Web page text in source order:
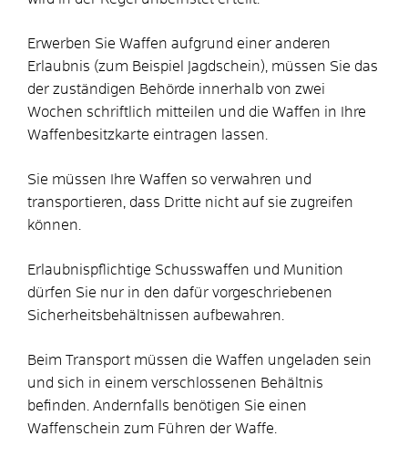
Erwerben Sie Waffen aufgrund einer anderen
Erlaubnis (zum Beispiel Jagdschein), müssen Sie das
der zuständigen Behörde innerhalb von zwei
Wochen schriftlich mitteilen und die Waffen in Ihre
Waffenbesitzkarte eintragen lassen.
Sie müssen Ihre Waffen so verwahren und
transportieren, dass Dritte nicht auf sie zugreifen
können.
Erlaubnispflichtige Schusswaffen und Munition
dürfen Sie nur in den dafür vorgeschriebenen
Sicherheitsbehältnissen aufbewahren.
Beim Transport müssen die Waffen ungeladen sein
und sich in einem verschlossenen Behältnis
befinden. Andernfalls benötigen Sie einen
Waffenschein zum Führen der Waffe.